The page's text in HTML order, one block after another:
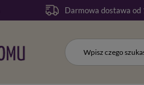
Darmowa dostawa od